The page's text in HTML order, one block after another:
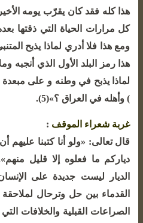
هذا كله فقد كان يقرّب يومه
كل مرارات الحياة التي ذقتها
ومع هذا فلا أدري لماذا يذبح
هذا رمز البلد الأول الذي أنجبه
لماذا يذبح في وطنه و على مبعدة
) وأهله في العراق ؟»(5).
غربة شعراء الموقف :
قال تعالى: «ولو أنا كتبنا عليهم
دياركم ما فعلوه إلا قليل
الديار ليست جديدة على
القدماء بين حل وترحال
الصراعات القبلية والخلافات